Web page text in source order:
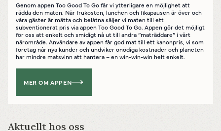
Genom appen Too Good To Go får vi ytterligare en möjlighet att
rädda den maten. När frukosten, lunchen och fikapausen är över och
våra gäster är mätta och belåtna säljer vi maten till ett
subventionerat pris via appen Too Good To Go. Appen gör det möjligt
för oss att enkelt och smidigt nå ut till andra “maträddare” i vårt
närområde. Användare av appen får god mat till ett kanonpris, vi som
företag når nya kunder och undviker onödiga kostnader och planeten
har mindre matsvinn att hantera – en win-win-win helt enkelt.
MER OM APPEN
Aktuellt hos oss